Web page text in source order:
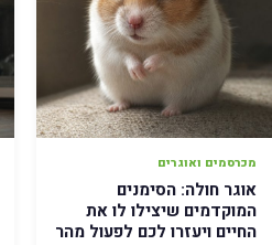
מכרסמים ואוגרים
אוגר חולה: הסימנים
המוקדמים שיצילו לו את
החיים ויעזרו לכם לפעול מהר